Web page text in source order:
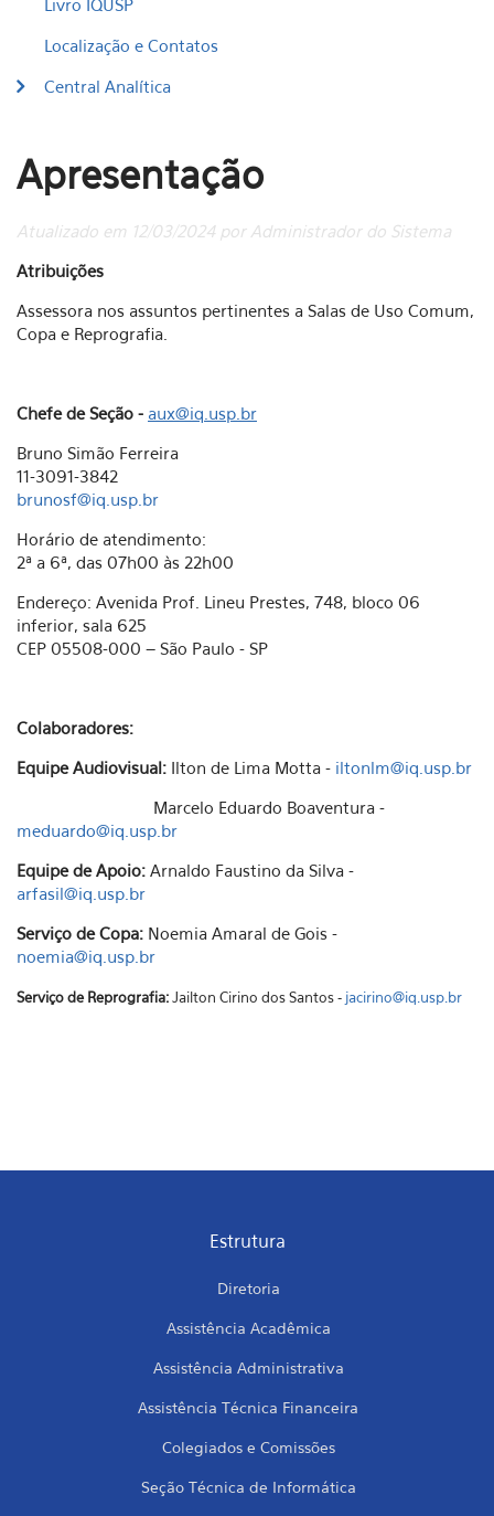
Livro IQUSP
Localização e Contatos
Central Analítica
Apresentação
Atualizado em 12/03/2024 por Administrador do Sistema
Atribuições
Assessora nos assuntos pertinentes a Salas de Uso Comum,
Copa e Reprografia.
Chefe de Seção - aux@iq.usp.br
Bruno Simão Ferreira
11-3091-3842
brunosf@iq.usp.br
Horário de atendimento:
2ª a 6ª, das 07h00 às 22h00
Endereço: Avenida Prof. Lineu Prestes, 748, bloco 06
inferior, sala 625
CEP 05508-000 – São Paulo - SP
Colaboradores:
Equipe Audiovisual: Ilton de Lima Motta - iltonlm@iq.usp.br
Marcelo Eduardo Boaventura -
meduardo@iq.usp.br
Equipe de Apoio: Arnaldo Faustino da Silva -
arfasil@iq.usp.br
Serviço de Copa: Noemia Amaral de Gois -
noemia@iq.usp.br
Serviço de Reprografia:Jailton Cirino dos Santos - jacirino@iq.usp.br
Estrutura
Diretoria
Assistência Acadêmica
Assistência Administrativa
Assistência Técnica Financeira
Colegiados e Comissões
Seção Técnica de Informática